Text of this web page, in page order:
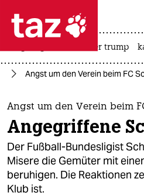
 taz zahl
taz zahl ich
themen
politik
öko
gesellschaft
usa unter trump
Angst um den Verein beim FC
Angst um den Verein beim
Angegriffene
Der Fußball-Bundesligist
Misere die Gemüter mit
beruhigen. Die Reaktionen
Klub ist.